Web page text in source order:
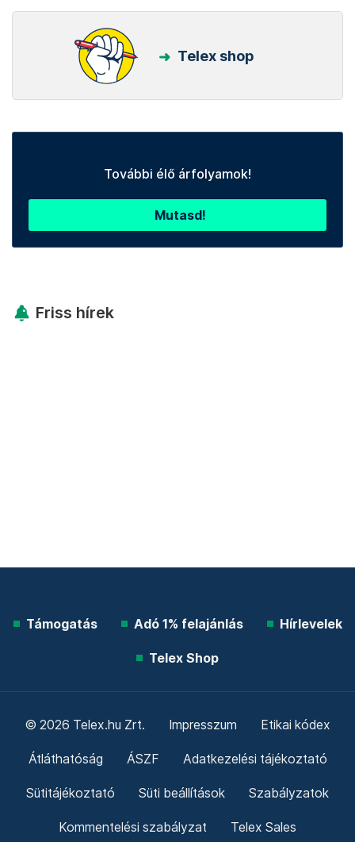
Telex shop
További élő árfolyamok!
Mutasd!
Friss hírek
Támogatás Adó 1% felajánlás Hírlevelek
Telex Shop
© 2026 Telex.hu Zrt. Impresszum Etikai kódex
Átláthatóság ÁSZF Adatkezelési tájékoztató
Sütitájékoztató Süti beállítások Szabályzatok
Kommentelési szabályzat Telex Sales